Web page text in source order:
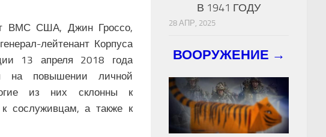
ВМС США, Джин Гроссо,
лейтенант Корпуса
13 апреля 2018 года
на повышении личной
из них склонны к
сослуживцам, а также к
В 1941 ГОДУ
28 АПР, 2025
ВООРУЖЕНИЕ →